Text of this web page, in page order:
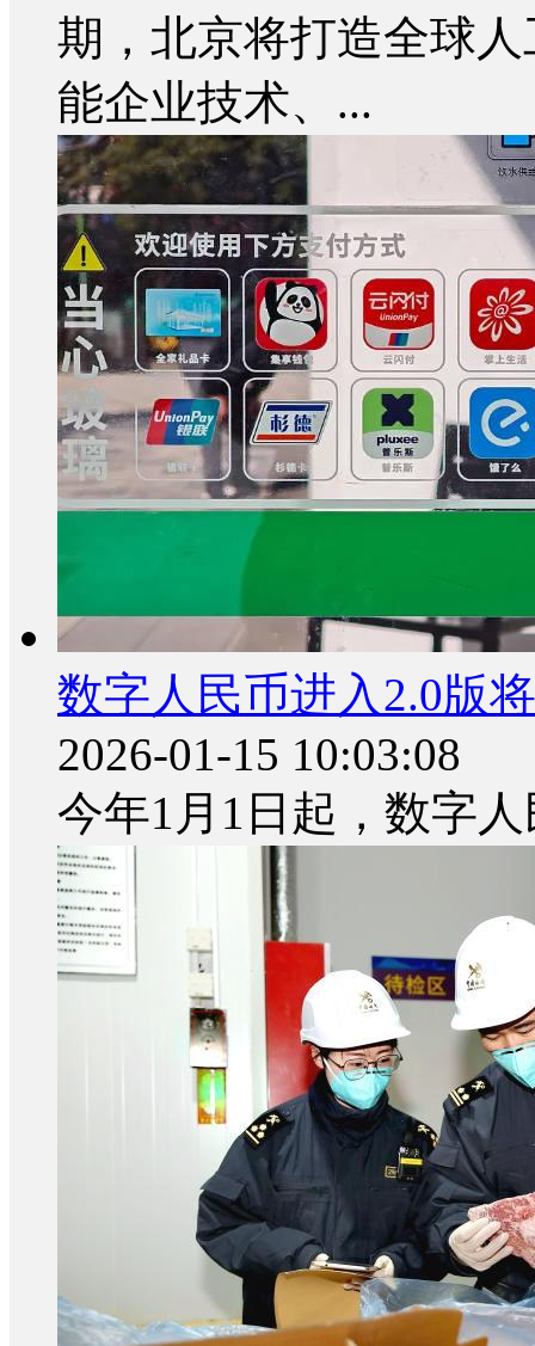
期，北京将打造全球
能企业技术、...
数字人民币进入2.0版
2026-01-15 10:03:08
今年1月1日起，数字